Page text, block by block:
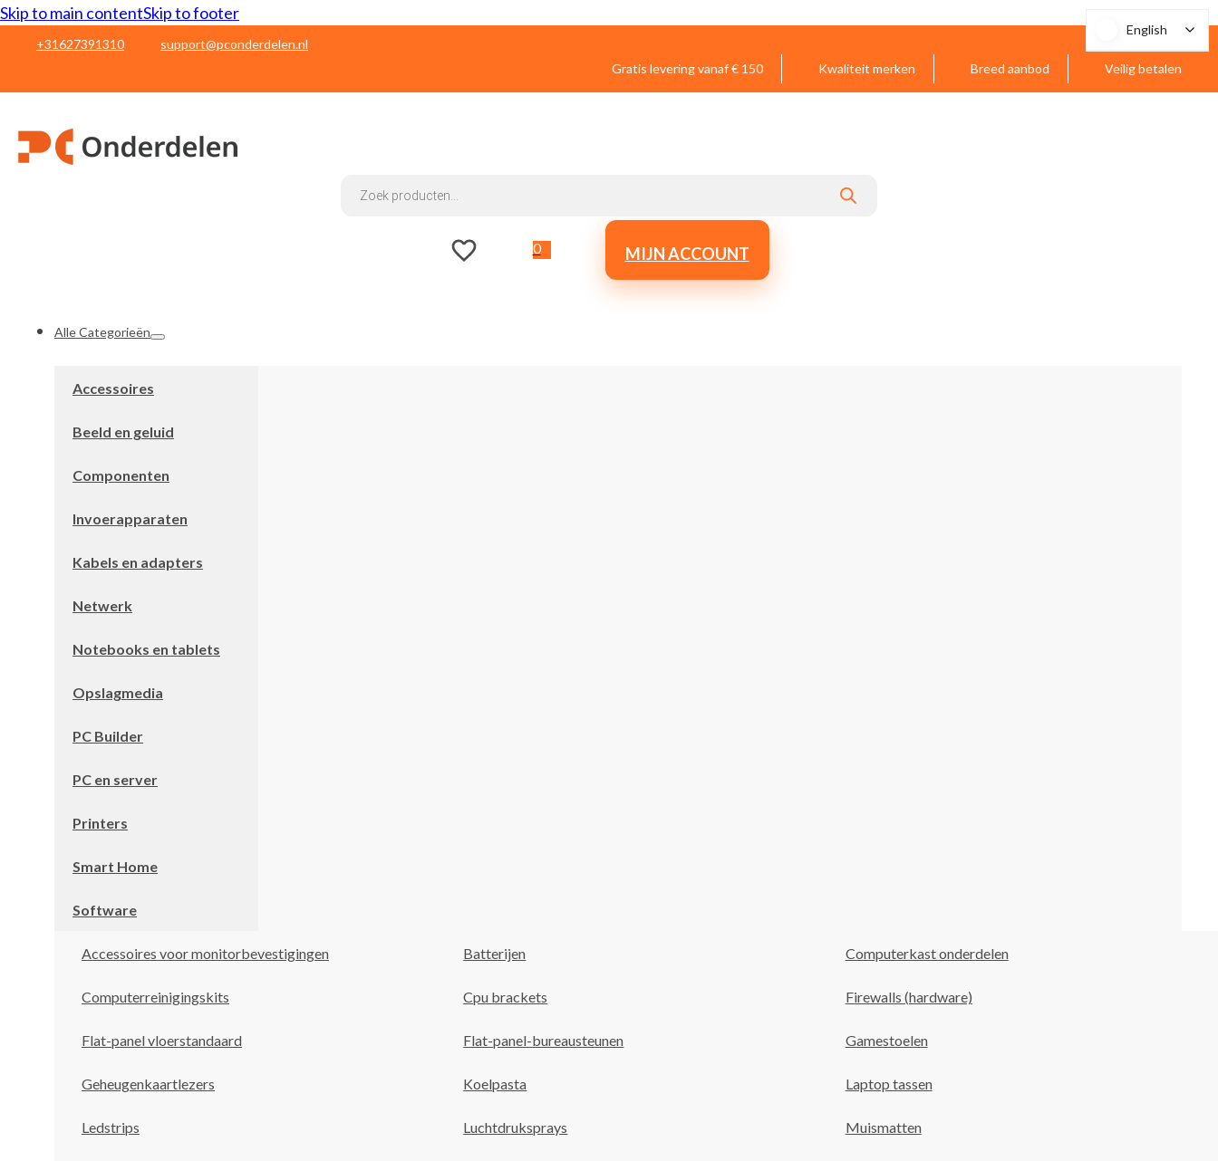
Skip to main contentSkip to footer
+31627391310
support@pconderdelen.nl
Gratis levering vanaf € 150
Kwaliteit merken Breed aanbod Veilig betalen
search
0 MIJN ACCOUNT
Alle Categorieën
Accessoires
Beeld en geluid
Componenten
Invoerapparaten
Kabels en adapters
Netwerk
Notebooks en tablets
Opslagmedia
PC Builder
PC en server
Printers
Smart Home
Software
Accessoires voor monitorbevestigingen Batterijen Computerkast onderdelen
Computerreinigingskits Cpu brackets Firewalls (hardware)
Flat-panel vloerstandaard Flat-panel-bureausteunen Gamestoelen
Geheugenkaartlezers Koelpasta Laptop tassen
Ledstrips Luchtdruksprays Muismatten
English
English